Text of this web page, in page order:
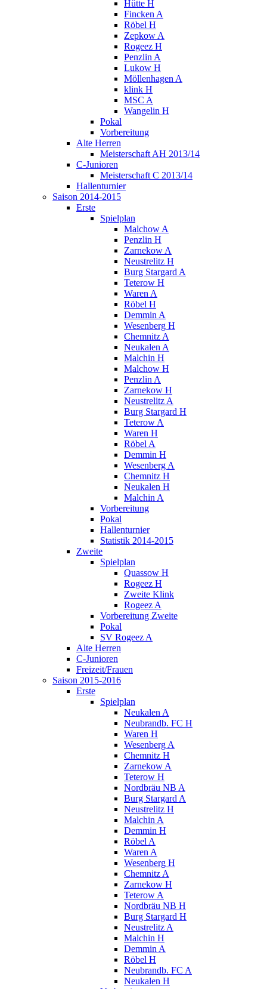
Hütte H
Fincken A
Röbel H
Zepkow A
Rogeez H
Penzlin A
Lukow H
Möllenhagen A
klink H
MSC A
Wangelin H
Pokal
Vorbereitung
Alte Herren
Meisterschaft AH 2013/14
C-Junioren
Meisterschaft C 2013/14
Hallenturnier
Saison 2014-2015
Erste
Spielplan
Malchow A
Penzlin H
Zarnekow A
Neustrelitz H
Burg Stargard A
Teterow H
Waren A
Röbel H
Demmin A
Wesenberg H
Chemnitz A
Neukalen A
Malchin H
Malchow H
Penzlin A
Zarnekow H
Neustrelitz A
Burg Stargard H
Teterow A
Waren H
Röbel A
Demmin H
Wesenberg A
Chemnitz H
Neukalen H
Malchin A
Vorbereitung
Pokal
Hallenturnier
Statistik 2014-2015
Zweite
Spielplan
Quassow H
Rogeez H
Zweite Klink
Rogeez A
Vorbereitung Zweite
Pokal
SV Rogeez A
Alte Herren
C-Junioren
Freizeit/Frauen
Saison 2015-2016
Erste
Spielplan
Neukalen A
Neubrandb. FC H
Waren H
Wesenberg A
Chemnitz H
Zarnekow A
Teterow H
Nordbräu NB A
Burg Stargard A
Neustrelitz H
Malchin A
Demmin H
Röbel A
Waren A
Wesenberg H
Chemnitz A
Zarnekow H
Teterow A
Nordbräu NB H
Burg Stargard H
Neustrelitz A
Malchin H
Demmin A
Röbel H
Neubrandb. FC A
Neukalen H